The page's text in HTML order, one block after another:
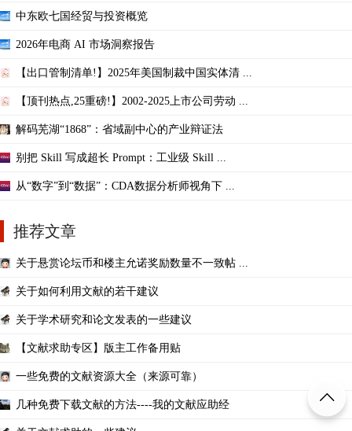
中东欧七国经贸与投资概览
2026年电商 AI 市场洞察报告
【出口管制清单!】2025年美国制裁中国实体清 ...
【顶刊热点,25重磅!】2002-2025上市公司劳动 ...
解码芜湖“1868”：省域副中心的产业辩证法
别把 Skill 写成超长 Prompt：工业级 Skill ...
从“数字”到“数据”：CDA数据分析师视角下 ...
推荐文章
关于悬赏论坛币和楼主允诺奖励数量不一致帖 ...
关于如何利用文献的若干建议
关于学术研究和论文发表的一些建议
【文献求助专区】版主工作备用贴
一些免费的文献资源大全（来源可靠）
几种免费下载文献的方法----我的文献应助经